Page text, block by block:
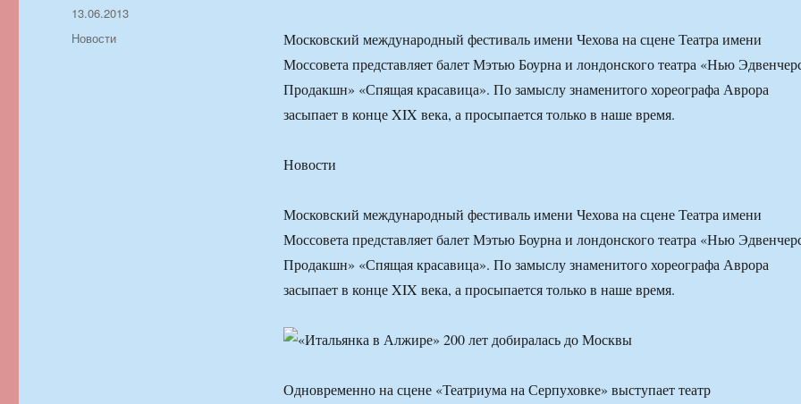
Московский международный фестиваль имени Чехова на сцене Театра имени
Моссовета представляет балет Мэтью Боурна и лондонского театра «Нью
Продакшн» «Спящая красавица». По замыслу знаменитого хореографа Аврора
засыпает в конце XIX века, а просыпается только в наше время.
Новости
Московский международный фестиваль имени Чехова на сцене Театра имени
Моссовета представляет балет Мэтью Боурна и лондонского театра «Нью
Продакшн» «Спящая красавица». По замыслу знаменитого хореографа Аврора
засыпает в конце XIX века, а просыпается только в наше время.
Одновременно на сцене «Театриума на Серпуховке» выступает театр
Автор
Опубликовано
13.06.2013
Рубрики
Новости